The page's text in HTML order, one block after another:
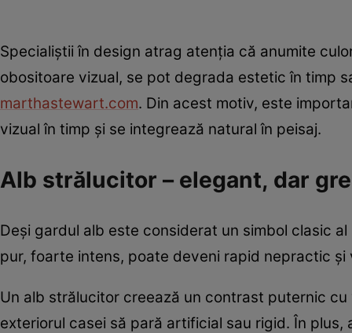
Specialiștii în design atrag atenția că anumite
obositoare vizual, se pot degrada estetic în timp
marthastewart.com. Din acest motiv, este
vizual în timp și se integrează natural în peisaj.
Alb strălucitor – elegant, dar
Deși gardul alb este considerat un simbol clasic
pur, foarte intens, poate deveni rapid nepractic și
Un alb strălucitor creează un contrast puternic
exteriorul casei să pară artificial sau rigid. În